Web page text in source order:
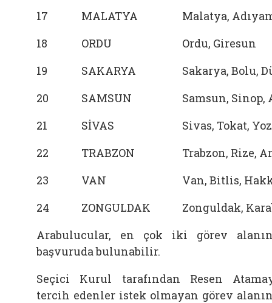
17
MALATYA
Malatya,
18
ORDU
Ordu, Giresun
19
SAKARYA
Sakarya, Bolu,
20
SAMSUN
Samsun, Sinop,
21
SİVAS
Sivas, Tokat,
22
TRABZON
Trabzon, Rize,
23
VAN
Van, Bitlis,
24
ZONGULDAK
Zonguldak,
Arabulucular, en çok iki görev
başvuruda bulunabilir.
Seçici Kurul tarafından Resen
tercih edenler istek olmayan görev